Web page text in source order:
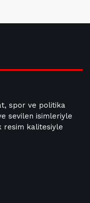
spor ve politika
sevilen isimleriyle
resim kalitesiyle